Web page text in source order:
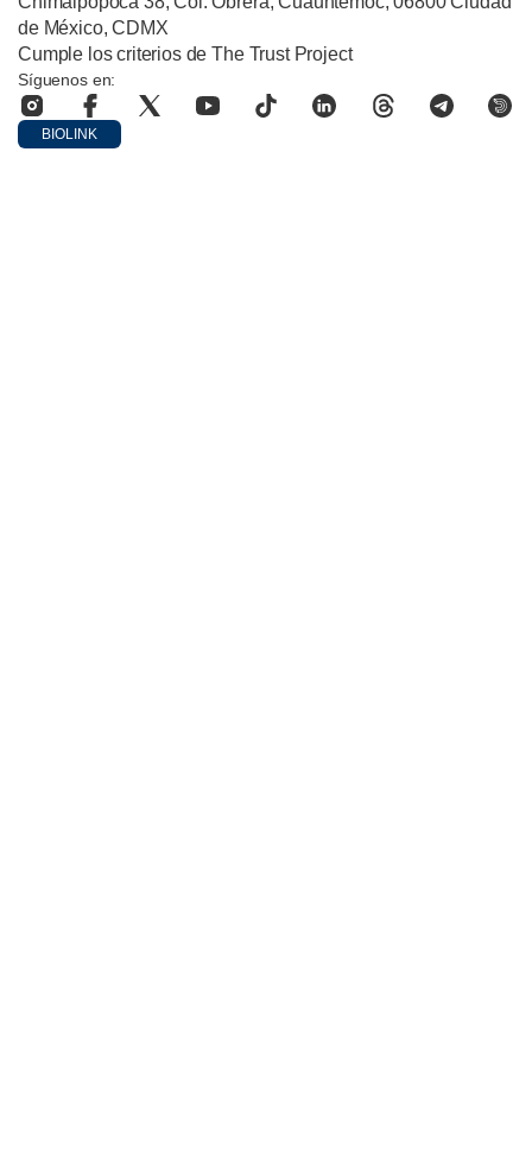
de México, CDMX
Cumple los criterios de The Trust Project
Síguenos en:
BIOLINK